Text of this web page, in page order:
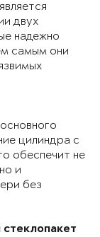
двух
надежно
самым они
цилиндра с
обеспечит не
и
без